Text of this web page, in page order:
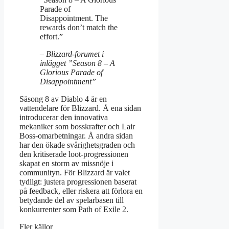
Parade of
Disappointment. The
rewards don’t match the
effort.”
– Blizzard-forumet i
inlägget ”Season 8 – A
Glorious Parade of
Disappointment”
Säsong 8 av Diablo 4 är en
vattendelare för Blizzard. Å ena sidan
introducerar den innovativa
mekaniker som bosskrafter och Lair
Boss-omarbetningar. Å andra sidan
har den ökade svårighetsgraden och
den kritiserade loot-progressionen
skapat en storm av missnöje i
communityn. För Blizzard är valet
tydligt: justera progressionen baserat
på feedback, eller riskera att förlora en
betydande del av spelarbasen till
konkurrenter som Path of Exile 2.
Fler källor